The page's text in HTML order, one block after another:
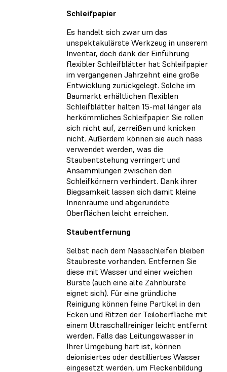
Schleifpapier
Es handelt sich zwar um das
unspektakulärste Werkzeug in unserem
Inventar, doch dank der Einführung
flexibler Schleifblätter hat Schleifpapier
im vergangenen Jahrzehnt eine große
Entwicklung zurückgelegt. Solche im
Baumarkt erhältlichen flexiblen
Schleifblätter halten 15-mal länger als
herkömmliches Schleifpapier. Sie rollen
sich nicht auf, zerreißen und knicken
nicht. Außerdem können sie auch nass
verwendet werden, was die
Staubentstehung verringert und
Ansammlungen zwischen den
Schleifkörnern verhindert. Dank ihrer
Biegsamkeit lassen sich damit kleine
Innenräume und abgerundete
Oberflächen leicht erreichen.
Staubentfernung
Selbst nach dem Nassschleifen bleiben
Staubreste vorhanden. Entfernen Sie
diese mit Wasser und einer weichen
Bürste (auch eine alte Zahnbürste
eignet sich). Für eine gründliche
Reinigung können feine Partikel in den
Ecken und Ritzen der Teiloberfläche mit
einem Ultraschallreiniger leicht entfernt
werden. Falls das Leitungswasser in
Ihrer Umgebung hart ist, können
deionisiertes oder destilliertes Wasser
eingesetzt werden, um Fleckenbildung